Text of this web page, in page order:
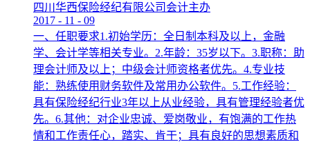
四川华西保险经纪有限公司会计主办
2017 - 11 - 09
一、任职要求1.初始学历：全日制本科及以上，金融
学、会计学等相关专业。2.年龄：35岁以下。3.职称：助
理会计师及以上；中级会计师资格者优先。4.专业技
能：熟练使用财务软件及常用办公软件。5.工作经验：
具有保险经纪行业3年以上从业经验，具有管理经验者优
先。6.其他：对企业忠诚、爱岗敬业，有饱满的工作热
情和工作责任心，踏实、肯干；具有良好的思想素质和